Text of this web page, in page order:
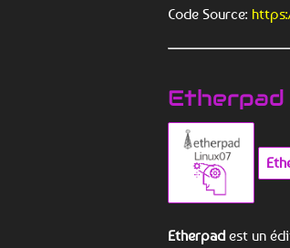
Code Source:
Etherpad est un